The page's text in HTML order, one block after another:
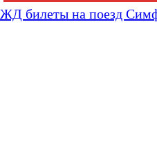
ЖД билеты на поезд